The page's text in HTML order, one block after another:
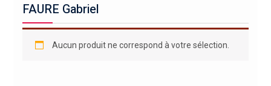
FAURE Gabriel
Aucun produit ne correspond à votre sélection.